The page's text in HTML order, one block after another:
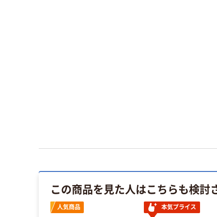
この商品を見た人はこちらも検討
人気商品 本気プライス